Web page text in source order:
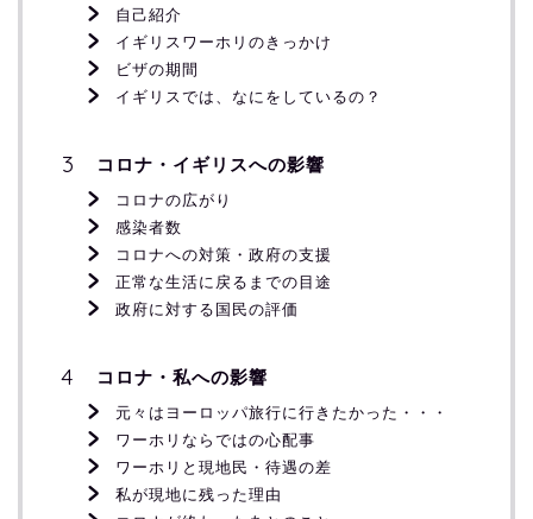
自己紹介
イギリスワーホリのきっかけ
ビザの期間
イギリスでは、なにをしているの？
コロナ・イギリスへの影響
コロナの広がり
感染者数
コロナへの対策・政府の支援
正常な生活に戻るまでの目途
政府に対する国民の評価
コロナ・私への影響
元々はヨーロッパ旅行に行きたかった・・・
ワーホリならではの心配事
ワーホリと現地民・待遇の差
私が現地に残った理由